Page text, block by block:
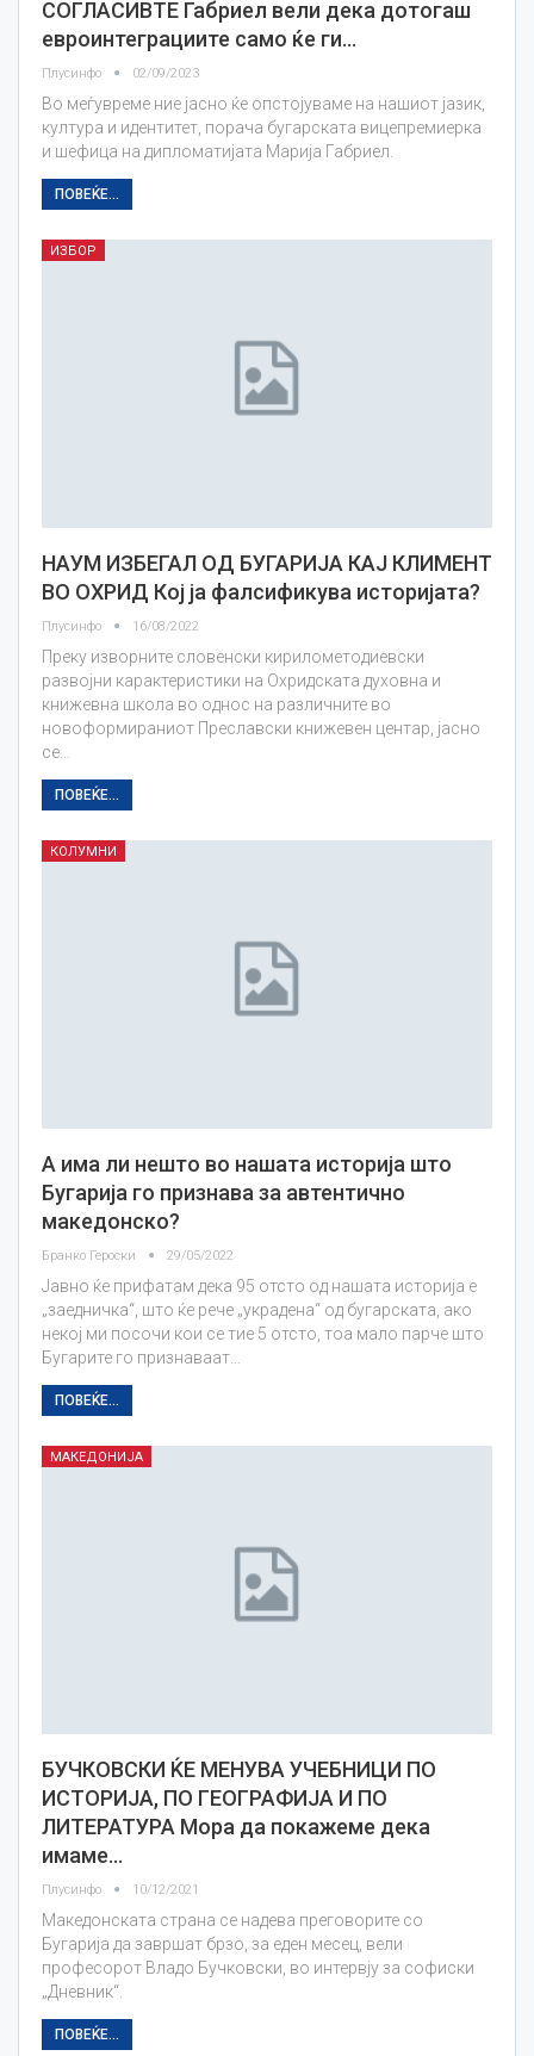
СОГЛАСИВТЕ Габриел вели дека дотогаш
евроинтеграциите само ќе ги…
Плусинфо 02/09/2023
Во меѓувреме ние јасно ќе опстојуваме на нашиот јазик,
култура и идентитет, порача бугарската вицепремиерка
и шефица на дипломатијата Марија Габриел.
ПОВЕЌЕ...
ИЗБОР
НАУМ ИЗБЕГАЛ ОД БУГАРИЈА КАЈ КЛИМЕНТ
ВО ОХРИД Кој ја фалсификува историјата?
Плусинфо 16/08/2022
Преку изворните словенски кирилометодиевски
развојни карактеристики на Охридската духовна и
книжевна школа во однос на различните во
новоформираниот Преславски книжевен центар, јасно
се…
ПОВЕЌЕ...
КОЛУМНИ
А има ли нешто во нашата историја што
Бугарија го признава за автентично
македонско?
Бранко Героски 29/05/2022
Јавно ќе прифатам дека 95 отсто од нашата историја е
„заедничка“, што ќе рече „украдена“ од бугарската, ако
некој ми посочи кои се тие 5 отсто, тоа мало парче што
Бугарите го признаваат…
ПОВЕЌЕ...
МАКЕДОНИЈА
БУЧКОВСКИ ЌЕ МЕНУВА УЧЕБНИЦИ ПО
ИСТОРИЈА, ПО ГЕОГРАФИЈА И ПО
ЛИТЕРАТУРА Мора да покажеме дека
имаме…
Плусинфо 10/12/2021
Македонската страна се надева преговорите со
Бугарија да завршат брзо, за еден месец, вели
професорот Владо Бучковски, во интервју за софиски
„Дневник“.
ПОВЕЌЕ...